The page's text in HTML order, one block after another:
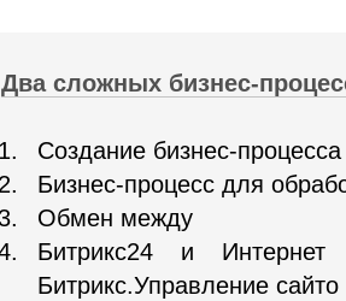
Два сложных бизнес-
Создание бизнес-
Бизнес-процесс для
Обмен между
Битрикс24 и
Битрикс.Управление сайто